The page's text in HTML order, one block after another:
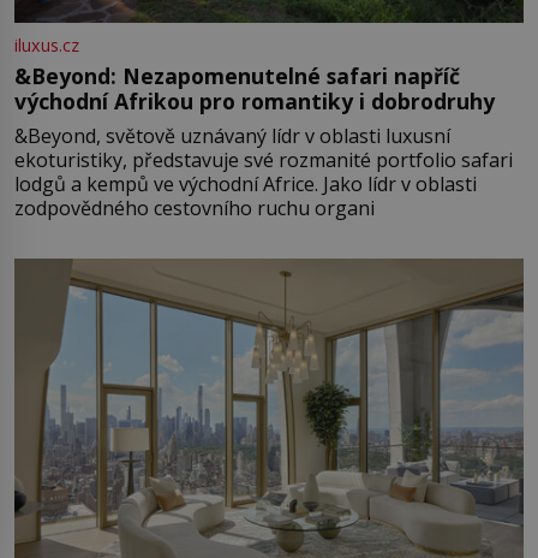
iluxus.cz
&Beyond: Nezapomenutelné safari napříč
východní Afrikou pro romantiky i dobrodruhy
&Beyond, světově uznávaný lídr v oblasti luxusní
ekoturistiky, představuje své rozmanité portfolio safari
lodgů a kempů ve východní Africe. Jako lídr v oblasti
zodpovědného cestovního ruchu organi